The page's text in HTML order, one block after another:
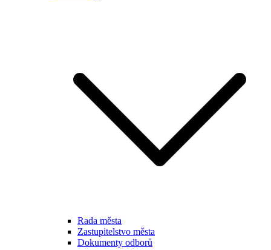
Rada města
Zastupitelstvo města
Dokumenty odborů